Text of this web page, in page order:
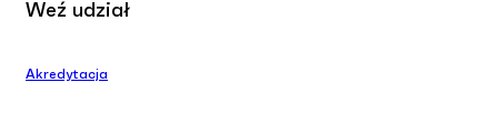
Weź udział
Akredytacja